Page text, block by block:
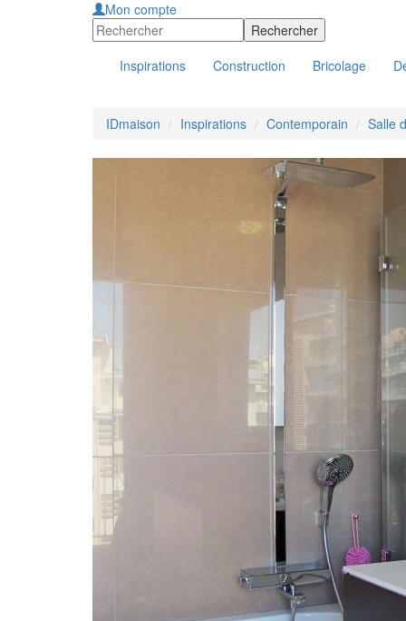
Mon compte
Inspirations Construction Bricolage
IDmaison Inspirations Contemporain Salle